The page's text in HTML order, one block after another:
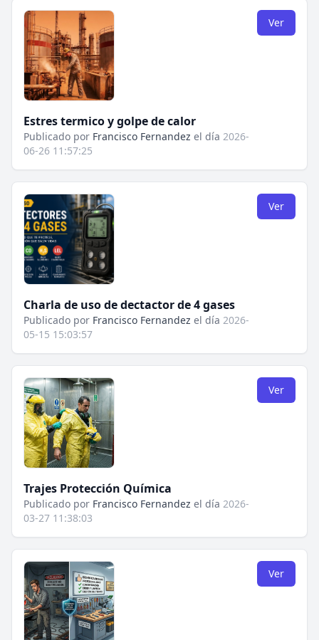
Estres termico y golpe de calor
Publicado por Francisco Fernandez el día 2026-
06-26 11:57:25
Ver
Charla de uso de dectactor de 4 gases
Publicado por Francisco Fernandez el día 2026-
05-15 15:03:57
Ver
Trajes Protección Química
Publicado por Francisco Fernandez el día 2026-
03-27 11:38:03
Ver
Ver